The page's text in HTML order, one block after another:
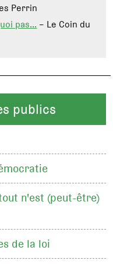
Perrin
pas…– Le Coin du
publics
n'est (peut-être)
de la loi